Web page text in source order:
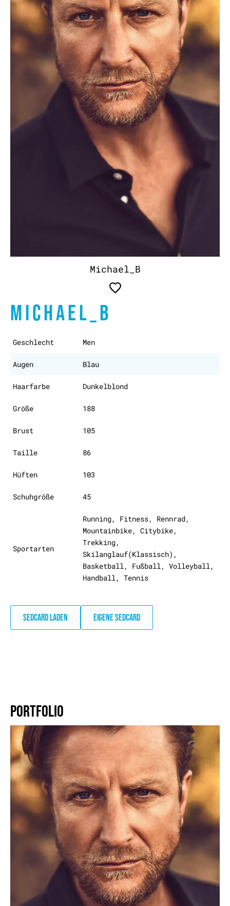
Michael_B
MICHAEL_B
Geschlecht Men
Augen Blau
Haarfarbe Dunkelblond
Größe 188
Brust 105
Taille 86
Hüften 103
Schuhgröße 45
Sportarten
Running, Fitness, Rennrad,
Mountainbike, Citybike,
Trekking,
Skilanglauf(Klassisch),
Basketball, Fußball, Volleyball,
Handball, Tennis
SEDCARD LADEN EIGENE SEDCARD
PORTFOLIO